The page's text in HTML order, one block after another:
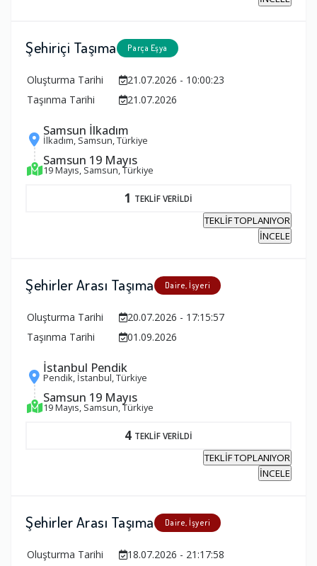
Şehiriçi Taşıma Parça Eşya
Oluşturma Tarihi
21.07.2026 - 10:00:23
Taşınma Tarihi
21.07.2026
Samsun İlkadım
İlkadım, Samsun, Türkiye
Samsun 19 Mayıs
19 Mayıs, Samsun, Türkiye
1 TEKLİF VERİLDİ
TEKLİF TOPLANIYOR
İNCELE
Şehirler Arası Taşıma Daire, İşyeri
Oluşturma Tarihi
20.07.2026 - 17:15:57
Taşınma Tarihi
01.09.2026
İstanbul Pendik
Pendik, İstanbul, Türkiye
Samsun 19 Mayıs
19 Mayıs, Samsun, Türkiye
4 TEKLİF VERİLDİ
TEKLİF TOPLANIYOR
İNCELE
Şehirler Arası Taşıma Daire, İşyeri
Oluşturma Tarihi
18.07.2026 - 21:17:58